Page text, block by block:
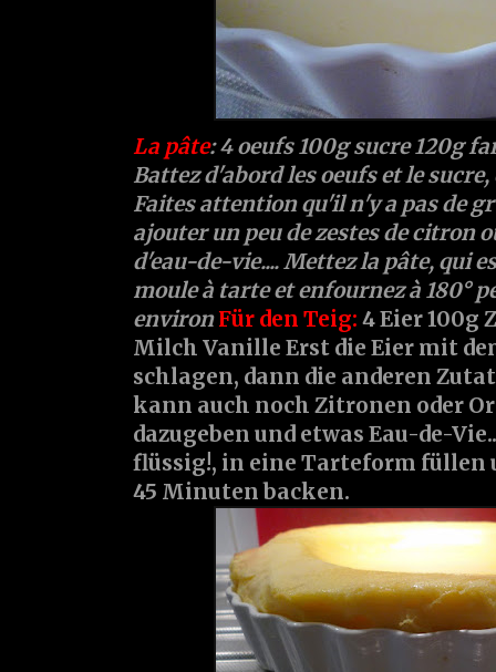
La pâte: 4 oeufs 100g sucre 120g
Battez d'abord les oeufs et le
Faites attention qu'il n'y a pas de
ajouter un peu de zestes de citron
d'eau-de-vie.... Mettez la pâte, qui
moule à tarte et enfournez à 180°
environFür den Teig: 4 Eier 100g
Milch Vanille Erst die Eier mit
schlagen, dann die anderen
kann auch noch Zitronen oder
dazugeben und etwas Eau-de-
flüssig!, in eine Tarteform füllen
45 Minuten backen.